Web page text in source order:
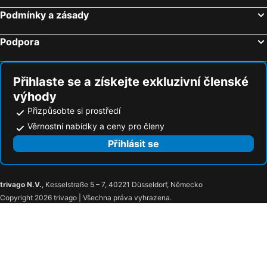
Podmínky a zásady
Podpora
Přihlaste se a získejte exkluzivní členské
výhody
Přizpůsobte si prostředí
Věrnostní nabídky a ceny pro členy
Přihlásit se
trivago N.V., Kesselstraße 5 – 7, 40221 Düsseldorf, Německo
Copyright 2026 trivago | Všechna práva vyhrazena.